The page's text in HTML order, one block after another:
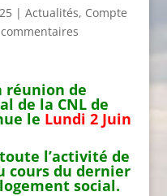
| Actualités, Compte
réunion de
de la CNL de
le Lundi 2 Juin
l’activité de
cours du dernier
social.